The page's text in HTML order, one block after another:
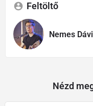
Feltöltő
Nemes
Nézd